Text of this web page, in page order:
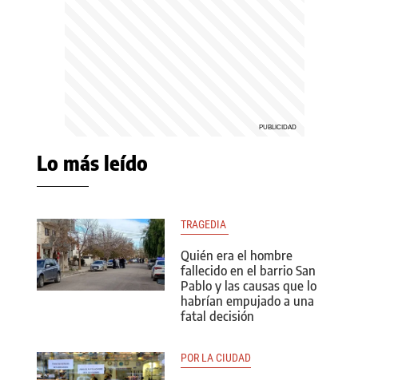
Lo más leído
TRAGEDIA
Quién era el hombre
fallecido en el barrio San
Pablo y las causas que lo
habrían empujado a una
fatal decisión
POR LA CIUDAD